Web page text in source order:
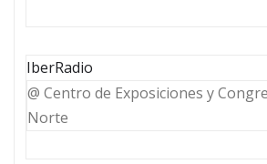
IberRadio
@ Centro de Exposiciones y
Norte